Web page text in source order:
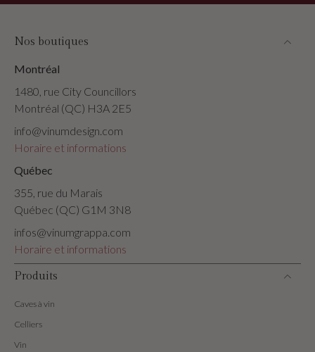
Nos boutiques
Montréal
1480, rue City Councillors
Montréal (QC) H3A 2E5
info@vinumdesign.com
Horaire et informations
Québec
355, rue du Marais
Québec (QC) G1M 3N8
infos@vinumgrappa.com
Horaire et informations
Produits
Caves à vin
Celliers
Vin